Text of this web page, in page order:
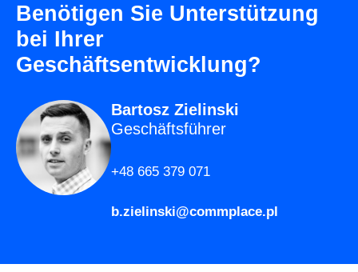
Benötigen Sie Unterstützung
bei Ihrer
Geschäftsentwicklung?
Bartosz Zielinski
Geschäftsführer
+48 665 379 071
b.zielinski@commplace.pl